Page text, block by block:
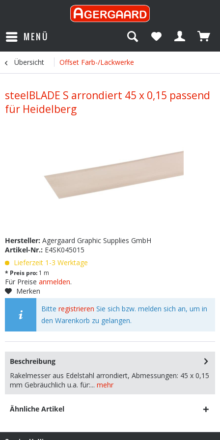
MENÜ
Übersicht Offset Farb-/Lackwerke
steelBLADE S arrondiert 45 x 0,15 passend
für Heidelberg
Hersteller: Agergaard Graphic Supplies GmbH
Artikel-Nr.: E4SK045015
Lieferzeit 1-3 Werktage
* Preis pro: 1 m
Für Preise anmelden.
Merken
Bitteregistrieren Sie sich bzw. melden sich an, um in
den Warenkorb zu gelangen.
Beschreibung
Rakelmesser aus Edelstahl arrondiert, Abmessungen: 45 x 0,15
mm Gebräuchlich u.a. für:... mehr
Ähnliche Artikel